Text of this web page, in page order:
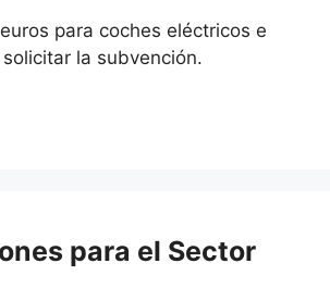
para coches eléctricos e
la subvención.
para el Sector